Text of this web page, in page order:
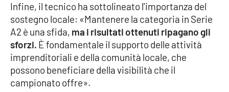
Leggendo Alvaro insieme
Imprese Di Calabria
Le perfidie di Antonella Grippo
Venti di comunicazione
Infine, il tecnico ha sottolineato l'importanza del
sostegno locale: «Mantenere la categoria in Serie
A2 è una sfida, ma i risultati ottenuti ripagano gli
sforzi. È fondamentale il supporto delle attività
imprenditoriali e della comunità locale, che
possono beneficiare della visibilità che il
campionato offre».